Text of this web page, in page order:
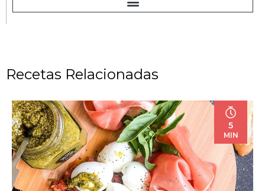
Recetas Relacionadas
5
MIN